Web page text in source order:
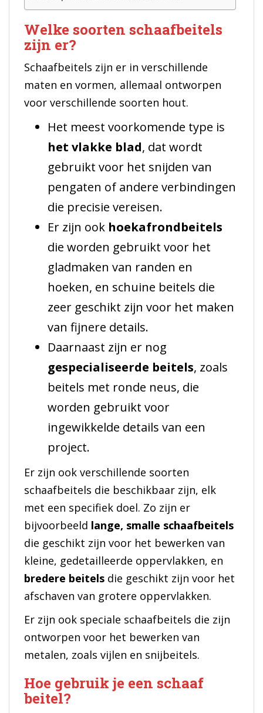
Welke soorten schaafbeitels
zijn er?
Schaafbeitels zijn er in verschillende
maten en vormen, allemaal ontworpen
voor verschillende soorten hout.
Het meest voorkomende type is
het vlakke blad, dat wordt
gebruikt voor het snijden van
pengaten of andere verbindingen
die precisie vereisen.
Er zijn ook hoekafrondbeitels
die worden gebruikt voor het
gladmaken van randen en
hoeken, en schuine beitels die
zeer geschikt zijn voor het maken
van fijnere details.
Daarnaast zijn er nog
gespecialiseerde beitels, zoals
beitels met ronde neus, die
worden gebruikt voor
ingewikkelde details van een
project.
Er zijn ook verschillende soorten
schaafbeitels die beschikbaar zijn, elk
met een specifiek doel. Zo zijn er
bijvoorbeeld lange, smalle schaafbeitels
die geschikt zijn voor het bewerken van
kleine, gedetailleerde oppervlakken, en
bredere beitels die geschikt zijn voor het
afschaven van grotere oppervlakken.
Er zijn ook speciale schaafbeitels die zijn
ontworpen voor het bewerken van
metalen, zoals vijlen en snijbeitels.
Hoe gebruik je een schaaf
beitel?